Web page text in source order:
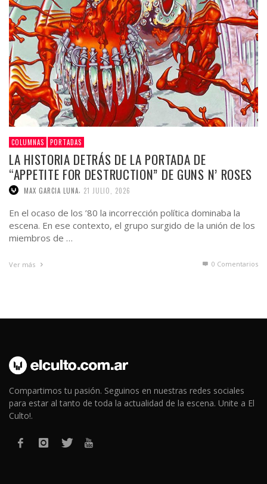
COLUMNAS PORTADAS
LA HISTORIA DETRÁS DE LA PORTADA DE
“APPETITE FOR DESTRUCTION” DE GUNS N’ ROSES
MAX GARCIA LUNA 21 JULIO, 2026
En el ocaso de los ’80 la incorrección política dominaba la
escena. En ese contexto, el grupo surgido de la unión de los
miembros de …
Ver más 0 Comentarios
Compartimos tu pasión. Seguinos en nuestras redes sociales
para estar al tanto de toda la actualidad de la escena. Unite a El
Culto!.